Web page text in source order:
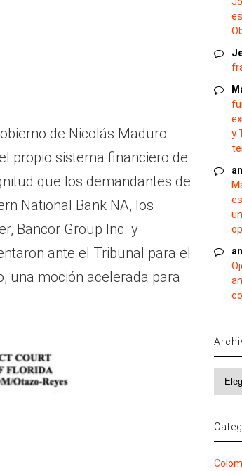
de Nicolás Maduro
propio sistema financiero de
que los demandantes de
National Bank NA, los
Bancor Group Inc. y
ante el Tribunal para el
una moción acelerada para
y